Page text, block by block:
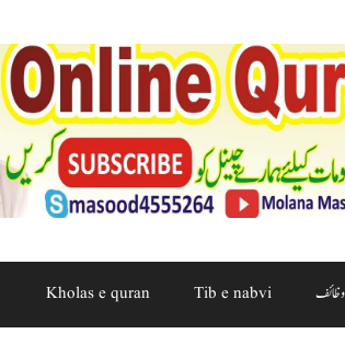
Kholas e quran Tib e nabvi وظائف